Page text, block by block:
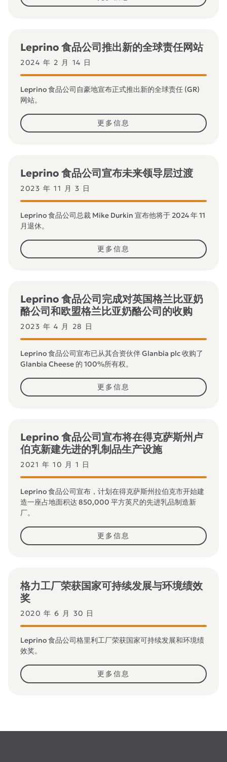
Leprino 食品公司推出新的全球责任网站
2024 年 2 月 14 日
Leprino 食品公司自豪地宣布正式推出新的全球责任 (GR)
网站。
更多信息
Leprino 食品公司宣布未来领导层过渡
2023 年 11 月 3 日
Leprino 食品公司总裁 Mike Durkin 宣布他将于 2024 年 11
月退休。
更多信息
Leprino 食品公司完成对英国格兰比亚奶
酪公司和欧盟格兰比亚奶酪公司的收购
2023 年 4 月 28 日
Leprino 食品公司宣布已从其合资伙伴 Glanbia plc 收购了
Glanbia Cheese 的 100%所有权。
更多信息
Leprino 食品公司宣布将在得克萨斯州卢
伯克新建先进的乳制品生产设施
2021 年 10 月 1 日
Leprino 食品公司宣布，计划在得克萨斯州拉伯克市开始建
造一座占地面积达 850,000 平方英尺的先进乳品制造新
厂。
更多信息
格力工厂荣获国家可持续发展与环境绩效
奖
2020 年 6 月 30 日
Leprino 食品公司格里利工厂荣获国家可持续发展和环境绩
效奖。
更多信息